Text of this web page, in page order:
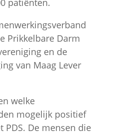
Prikkelbare Darm
en de
van Maag Lever
welke
mogelijk positief
De mensen die